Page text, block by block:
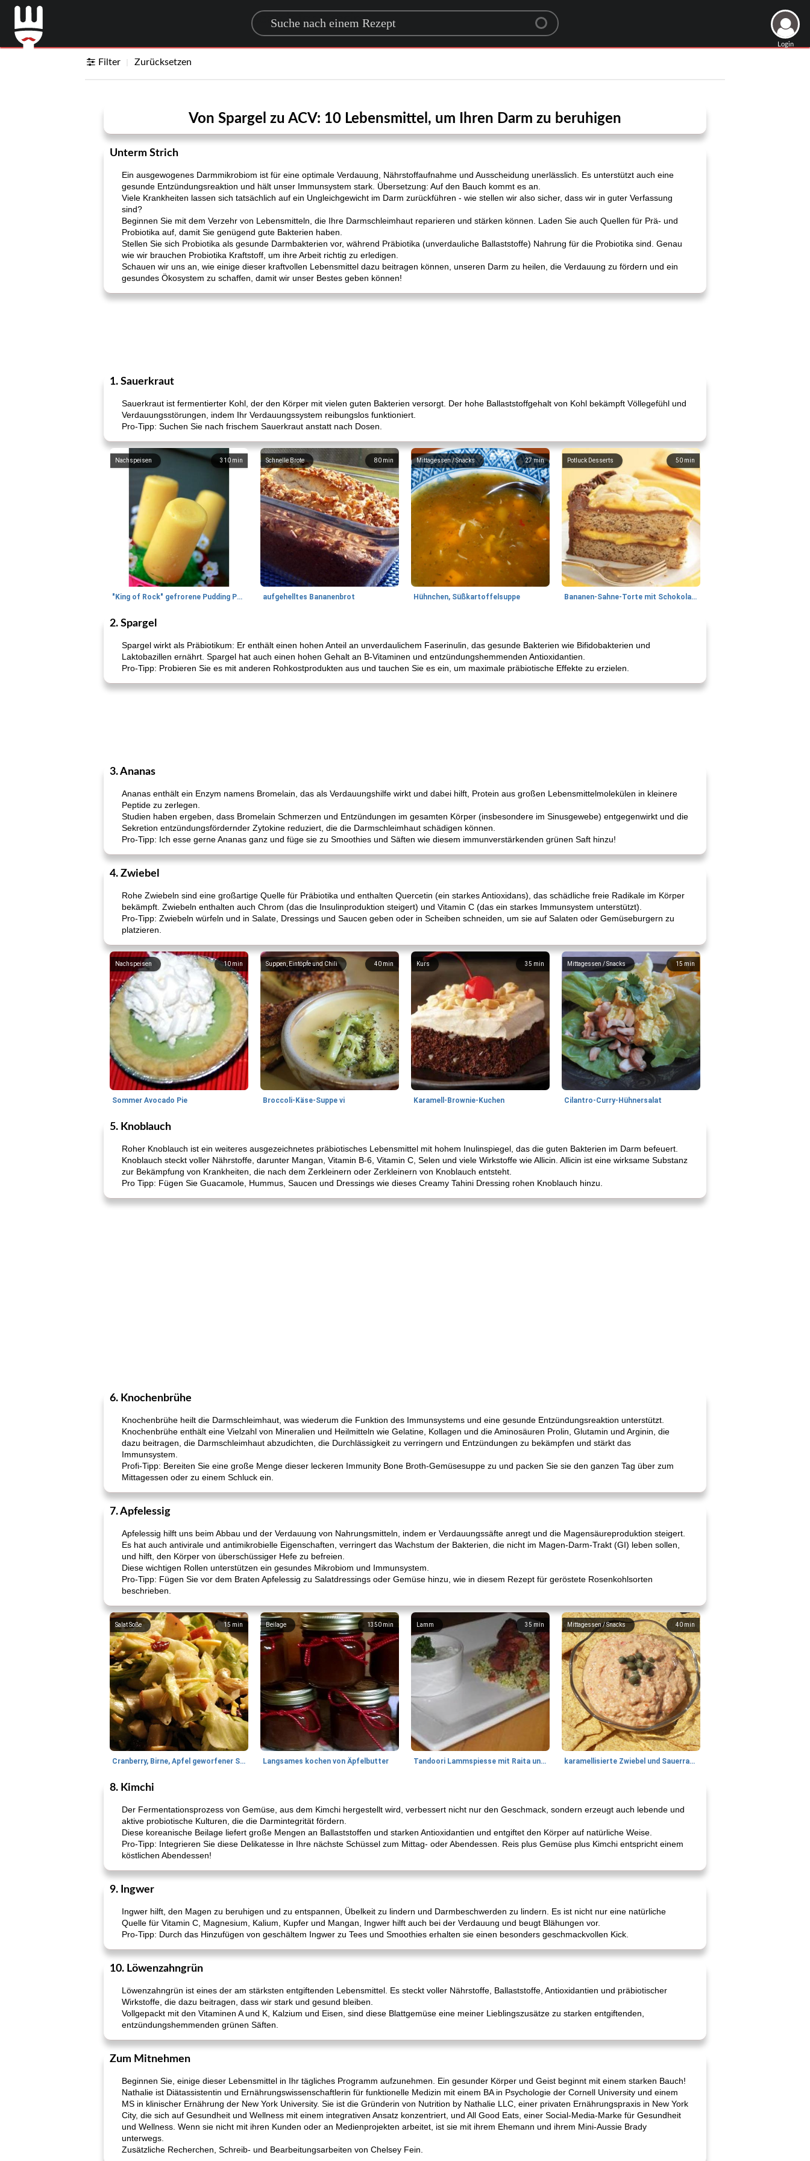
Search for a recipe
Login
Filter Zurücksetzen
Von Spargel zu ACV: 10 Lebensmittel, um Ihren Darm zu beruhigen
Unterm Strich
Ein ausgewogenes Darmmikrobiom ist für eine optimale Verdauung, Nährstoffaufnahme und Ausscheidung unerlässlich. Es unterstützt auch eine
gesunde Entzündungsreaktion und hält unser Immunsystem stark. Übersetzung: Auf den Bauch kommt es an.
Viele Krankheiten lassen sich tatsächlich auf ein Ungleichgewicht im Darm zurückführen - wie stellen wir also sicher, dass wir in guter Verfassung
sind?
Beginnen Sie mit dem Verzehr von Lebensmitteln, die Ihre Darmschleimhaut reparieren und stärken können. Laden Sie auch Quellen für Prä- und
Probiotika auf, damit Sie genügend gute Bakterien haben.
Stellen Sie sich Probiotika als gesunde Darmbakterien vor, während Präbiotika (unverdauliche Ballaststoffe) Nahrung für die Probiotika sind. Genau
wie wir brauchen Probiotika Kraftstoff, um ihre Arbeit richtig zu erledigen.
Schauen wir uns an, wie einige dieser kraftvollen Lebensmittel dazu beitragen können, unseren Darm zu heilen, die Verdauung zu fördern und ein
gesundes Ökosystem zu schaffen, damit wir unser Bestes geben können!
1. Sauerkraut
Sauerkraut ist fermentierter Kohl, der den Körper mit vielen guten Bakterien versorgt. Der hohe Ballaststoffgehalt von Kohl bekämpft Völlegefühl und
Verdauungsstörungen, indem Ihr Verdauungssystem reibungslos funktioniert.
Pro-Tipp: Suchen Sie nach frischem Sauerkraut anstatt nach Dosen.
310 min
Nachspeisen
"King of Rock" gefrorene Pudding Pops
80 min
Schnelle Brote
aufgehelltes Bananenbrot
27min
Mittagessen / Snacks
Hühnchen, Süßkartoffelsuppe
50 min
Potluck Desserts
Bananen-Sahne-Torte mit Schokoladenglasur
2. Spargel
Spargel wirkt als Präbiotikum: Er enthält einen hohen Anteil an unverdaulichem Faserinulin, das gesunde Bakterien wie Bifidobakterien und
Laktobazillen ernährt. Spargel hat auch einen hohen Gehalt an B-Vitaminen und entzündungshemmenden Antioxidantien.
Pro-Tipp: Probieren Sie es mit anderen Rohkostprodukten aus und tauchen Sie es ein, um maximale präbiotische Effekte zu erzielen.
3. Ananas
Ananas enthält ein Enzym namens Bromelain, das als Verdauungshilfe wirkt und dabei hilft, Protein aus großen Lebensmittelmolekülen in kleinere
Peptide zu zerlegen.
Studien haben ergeben, dass Bromelain Schmerzen und Entzündungen im gesamten Körper (insbesondere im Sinusgewebe) entgegenwirkt und die
Sekretion entzündungsfördernder Zytokine reduziert, die die Darmschleimhaut schädigen können.
Pro-Tipp: Ich esse gerne Ananas ganz und füge sie zu Smoothies und Säften wie diesem immunverstärkenden grünen Saft hinzu!
4. Zwiebel
Rohe Zwiebeln sind eine großartige Quelle für Präbiotika und enthalten Quercetin (ein starkes Antioxidans), das schädliche freie Radikale im Körper
bekämpft. Zwiebeln enthalten auch Chrom (das die Insulinproduktion steigert) und Vitamin C (das ein starkes Immunsystem unterstützt).
Pro-Tipp: Zwiebeln würfeln und in Salate, Dressings und Saucen geben oder in Scheiben schneiden, um sie auf Salaten oder Gemüseburgern zu
platzieren.
10 min
Nachspeisen
Sommer Avocado Pie
40 min
Suppen, Eintöpfe und Chili
Broccoli-Käse-Suppe vi
35 min
Kurs
Karamell-Brownie-Kuchen
15 min
Mittagessen / Snacks
Cilantro-Curry-Hühnersalat
5. Knoblauch
Roher Knoblauch ist ein weiteres ausgezeichnetes präbiotisches Lebensmittel mit hohem Inulinspiegel, das die guten Bakterien im Darm befeuert.
Knoblauch steckt voller Nährstoffe, darunter Mangan, Vitamin B-6, Vitamin C, Selen und viele Wirkstoffe wie Allicin. Allicin ist eine wirksame Substanz
zur Bekämpfung von Krankheiten, die nach dem Zerkleinern oder Zerkleinern von Knoblauch entsteht.
Pro Tipp: Fügen Sie Guacamole, Hummus, Saucen und Dressings wie dieses Creamy Tahini Dressing rohen Knoblauch hinzu.
6. Knochenbrühe
Knochenbrühe heilt die Darmschleimhaut, was wiederum die Funktion des Immunsystems und eine gesunde Entzündungsreaktion unterstützt.
Knochenbrühe enthält eine Vielzahl von Mineralien und Heilmitteln wie Gelatine, Kollagen und die Aminosäuren Prolin, Glutamin und Arginin, die
dazu beitragen, die Darmschleimhaut abzudichten, die Durchlässigkeit zu verringern und Entzündungen zu bekämpfen und stärkt das
Immunsystem.
Profi-Tipp: Bereiten Sie eine große Menge dieser leckeren Immunity Bone Broth-Gemüsesuppe zu und packen Sie sie den ganzen Tag über zum
Mittagessen oder zu einem Schluck ein.
7. Apfelessig
Apfelessig hilft uns beim Abbau und der Verdauung von Nahrungsmitteln, indem er Verdauungssäfte anregt und die Magensäureproduktion steigert.
Es hat auch antivirale und antimikrobielle Eigenschaften, verringert das Wachstum der Bakterien, die nicht im Magen-Darm-Trakt (GI) leben sollen,
und hilft, den Körper von überschüssiger Hefe zu befreien.
Diese wichtigen Rollen unterstützen ein gesundes Mikrobiom und Immunsystem.
Pro-Tipp: Fügen Sie vor dem Braten Apfelessig zu Salatdressings oder Gemüse hinzu, wie in diesem Rezept für geröstete Rosenkohlsorten
beschrieben.
15 min
Salat Soße
Cranberry, Birne, Apfel geworfener Salat
1350 min
Beilage
Langsames kochen von Äpfelbutter
35 min
Lamm
Tandoori Lammspiesse mit Raita und Couscous
40 min
Mittagessen / Snacks
karamellisierte Zwiebel und Sauerrahmaufstrich
8. Kimchi
Der Fermentationsprozess von Gemüse, aus dem Kimchi hergestellt wird, verbessert nicht nur den Geschmack, sondern erzeugt auch lebende und
aktive probiotische Kulturen, die die Darmintegrität fördern.
Diese koreanische Beilage liefert große Mengen an Ballaststoffen und starken Antioxidantien und entgiftet den Körper auf natürliche Weise.
Pro-Tipp: Integrieren Sie diese Delikatesse in Ihre nächste Schüssel zum Mittag- oder Abendessen. Reis plus Gemüse plus Kimchi entspricht einem
köstlichen Abendessen!
9. Ingwer
Ingwer hilft, den Magen zu beruhigen und zu entspannen, Übelkeit zu lindern und Darmbeschwerden zu lindern. Es ist nicht nur eine natürliche
Quelle für Vitamin C, Magnesium, Kalium, Kupfer und Mangan, Ingwer hilft auch bei der Verdauung und beugt Blähungen vor.
Pro-Tipp: Durch das Hinzufügen von geschältem Ingwer zu Tees und Smoothies erhalten sie einen besonders geschmackvollen Kick.
10. Löwenzahngrün
Löwenzahngrün ist eines der am stärksten entgiftenden Lebensmittel. Es steckt voller Nährstoffe, Ballaststoffe, Antioxidantien und präbiotischer
Wirkstoffe, die dazu beitragen, dass wir stark und gesund bleiben.
Vollgepackt mit den Vitaminen A und K, Kalzium und Eisen, sind diese Blattgemüse eine meiner Lieblingszusätze zu starken entgiftenden,
entzündungshemmenden grünen Säften.
Zum Mitnehmen
Beginnen Sie, einige dieser Lebensmittel in Ihr tägliches Programm aufzunehmen. Ein gesunder Körper und Geist beginnt mit einem starken Bauch!
Nathalie ist Diätassistentin und Ernährungswissenschaftlerin für funktionelle Medizin mit einem BA in Psychologie der Cornell University und einem
MS in klinischer Ernährung der New York University. Sie ist die Gründerin von Nutrition by Nathalie LLC, einer privaten Ernährungspraxis in New York
City, die sich auf Gesundheit und Wellness mit einem integrativen Ansatz konzentriert, und All Good Eats, einer Social-Media-Marke für Gesundheit
und Wellness. Wenn sie nicht mit ihren Kunden oder an Medienprojekten arbeitet, ist sie mit ihrem Ehemann und ihrem Mini-Aussie Brady
unterwegs.
Zusätzliche Recherchen, Schreib- und Bearbeitungsarbeiten von Chelsey Fein.